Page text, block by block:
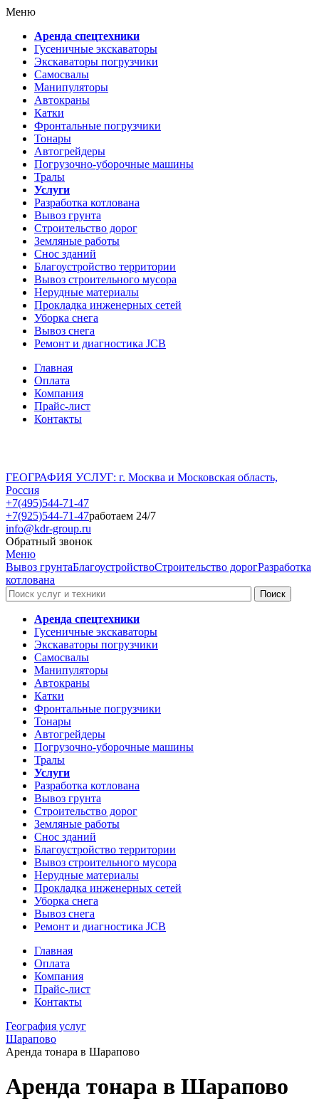
Меню
Аренда спецтехники
Гусеничные экскаваторы
Экскаваторы погрузчики
Самосвалы
Манипуляторы
Автокраны
Катки
Фронтальные погрузчики
Тонары
Автогрейдеры
Погрузочно-уборочные машины
Тралы
Услуги
Разработка котлована
Вывоз грунта
Строительство дорог
Земляные работы
Снос зданий
Благоустройство территории
Вывоз строительного мусора
Нерудные материалы
Прокладка инженерных сетей
Уборка снега
Вывоз снега
Ремонт и диагностика JCB
Главная
Оплата
Компания
Прайс-лист
Контакты
ГЕОГРАФИЯ УСЛУГ: г. Москва и Московская область,
Россия
+7(495)544-71-47
+7(925)544-71-47работаем 24/7
info@kdr-group.ru
Обратный звонок
Меню
Вывоз грунтаБлагоустройствоСтроительство дорогРазработка
котлована
Аренда спецтехники
Гусеничные экскаваторы
Экскаваторы погрузчики
Самосвалы
Манипуляторы
Автокраны
Катки
Фронтальные погрузчики
Тонары
Автогрейдеры
Погрузочно-уборочные машины
Тралы
Услуги
Разработка котлована
Вывоз грунта
Строительство дорог
Земляные работы
Снос зданий
Благоустройство территории
Вывоз строительного мусора
Нерудные материалы
Прокладка инженерных сетей
Уборка снега
Вывоз снега
Ремонт и диагностика JCB
Главная
Оплата
Компания
Прайс-лист
Контакты
География услуг
Шарапово
Аренда тонара в Шарапово
Аренда тонара в Шарапово